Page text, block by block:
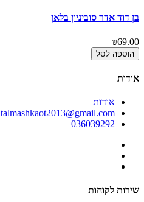
בן דוד אדר סוביניון בלאן
₪69.00
הוספה לסל
אודות
אודות
talmashkaot2013@gmail.com
036039292
שירות לקוחות